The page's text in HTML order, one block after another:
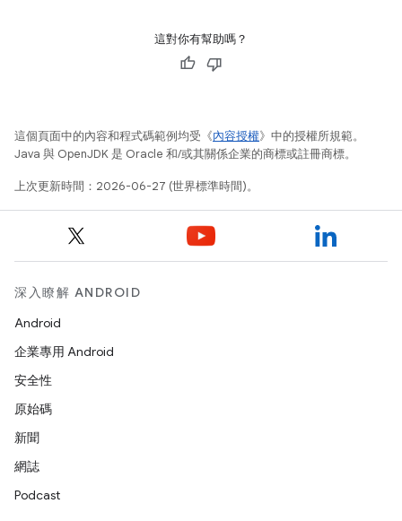
這對你有幫助嗎？
這個頁面中的內容和程式碼範例均受《內容授權》中的授權所規範。
Java 與 OpenJDK 是 Oracle 和/或其關係企業的商標或註冊商標。
上次更新時間：2026-06-27 (世界標準時間)。
深入瞭解 ANDROID
Android
企業專用 Android
安全性
原始碼
新聞
網誌
Podcast